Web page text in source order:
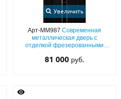
Увеличить
Арт-ММ987 Современная
металлическая дверь с
отделкой фрезерованными
RAL) с тонированным стеклом,
81 000 руб.